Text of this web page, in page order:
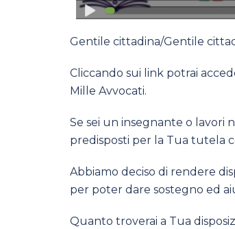
Gentile cittadina/Gentile
Cliccando sui link potrai
Mille Avvocati.
Se sei un insegnante o lavori
predisposti per la Tua tutela
Abbiamo deciso di rendere
per poter dare sostegno ed
Quanto troverai a Tua